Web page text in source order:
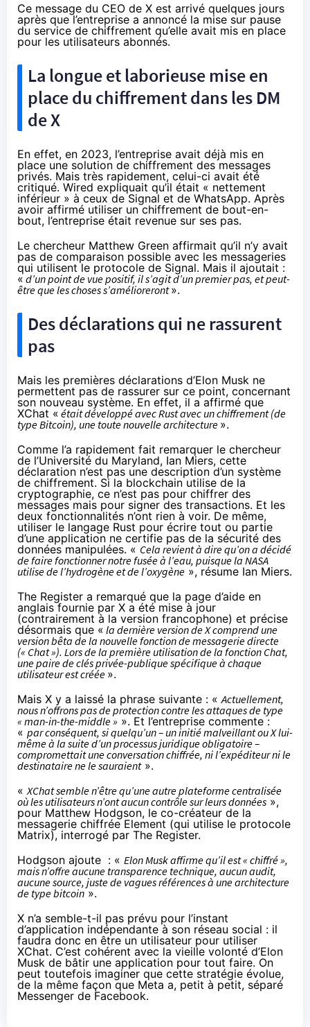
Ce message du CEO de X est arrivé quelques jours
après que l’entreprise a annoncé la mise sur pause
du service de chiffrement qu’elle avait mis en place
pour les utilisateurs abonnés.
La longue et laborieuse mise en
place du chiffrement dans les DM
de X
En effet, en 2023, l’entreprise avait déjà mis en
place une solution de chiffrement des messages
privés. Mais très rapidement, celui-ci avait été
critiqué. Wired expliquait qu’il était « nettement
inférieur » à ceux de Signal et de WhatsApp. Après
avoir affirmé utiliser un chiffrement de bout-en-
bout, l’entreprise était revenue sur ses pas.
Le chercheur Matthew Green affirmait qu’il n’y avait
pas de comparaison possible avec les messageries
qui utilisent le protocole de Signal. Mais il ajoutait :
«d’un point de vue positif, il s’agit d’un premier pas, et peut-
être que les choses s’amélioreront».
Des déclarations qui ne rassurent
pas
Mais les premières déclarations d’Elon Musk ne
permettent pas de rassurer sur ce point, concernant
son nouveau système. En effet, il a affirmé que
XChat « était développé avec Rust avec un chiffrement (de
type Bitcoin), une toute nouvelle architecture ».
Comme l’a rapidement fait remarquer le chercheur
de l’Université du Maryland, Ian Miers, cette
déclaration n’est pas une description d’un système
de chiffrement. Si la blockchain utilise de la
cryptographie, ce n’est pas pour chiffrer des
messages mais pour signer des transactions. Et les
deux fonctionnalités n’ont rien à voir. De même,
utiliser le langage Rust pour écrire tout ou partie
d’une application ne certifie pas de la sécurité des
données manipulées. « Cela revient à dire qu’on a décidé
de faire fonctionner notre fusée à l’eau, puisque la NASA
utilise de l’hydrogène et de l’oxygène », résume Ian Miers.
The Register a remarqué que la page d’aide en
anglais fournie par X a été mise à jour
(contrairement à la version francophone) et précise
désormais que « la dernière version de X comprend une
version bêta de la nouvelle fonction de messagerie directe
(« Chat »). Lors de la première utilisation de la fonction Chat,
une paire de clés privée-publique spécifique à chaque
utilisateur est créée ».
Mais X y a laissé la phrase suivante : «Actuellement,
nous n’offrons pas de protection contre les attaques de type
« man-in-the-middle » ». Et l’entreprise commente :
« par conséquent, si quelqu’un – un initié malveillant ou X lui-
même à la suite d’un processus juridique obligatoire –
compromettait une conversation chiffrée, ni l’expéditeur ni le
destinataire ne le sauraient».
«XChat semble n’être qu’une autre plateforme centralisée
où les utilisateurs n’ont aucun contrôle sur leurs données »,
pour Matthew Hodgson, le co-créateur de la
messagerie chiffrée Element (qui utilise le protocole
Matrix), interrogé par The Register.
Hodgson ajoute : « Elon Musk affirme qu’il est « chiffré »,
mais n’offre aucune transparence technique, aucun audit,
aucune source, juste de vagues références à une architecture
de type bitcoin ».
X n’a semble-t-il pas prévu pour l’instant
d’application indépendante à son réseau social : il
faudra donc en être un utilisateur pour utiliser
XChat. C’est cohérent avec la vieille volonté d’Elon
Musk de bâtir une application pour tout faire. On
peut toutefois imaginer que cette stratégie évolue,
de la même façon que Meta a, petit à petit, séparé
Messenger de Facebook.